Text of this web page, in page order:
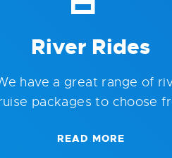
River Rides
have a great range of
packages to choose
READ MORE